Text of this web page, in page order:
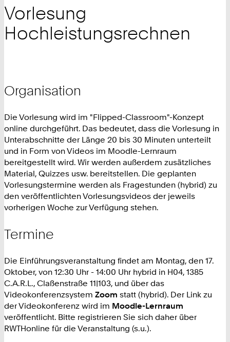
Vorlesung
Hochleistungsrechnen
Organisation
Die Vorlesung wird im "Flipped-Classroom"-Konzept
online durchgeführt. Das bedeutet, dass die Vorlesung in
Unterabschnitte der Länge 20 bis 30 Minuten unterteilt
und in Form von Videos im Moodle-Lernraum
bereitgestellt wird. Wir werden außerdem zusätzliches
Material, Quizzes usw. bereitstellen. Die geplanten
Vorlesungstermine werden als Fragestunden (hybrid) zu
den veröffentlichten Vorlesungsvideos der jeweils
vorherigen Woche zur Verfügung stehen.
Termine
Die Einführungsveranstaltung findet am Montag, den 17.
Oktober, von 12:30 Uhr - 14:00 Uhr hybrid in H04, 1385
C.A.R.L., Claßenstraße 11|103, und über das
Videokonferenzsystem Zoom statt (hybrid). Der Link zu
der Videokonferenz wird im Moodle-Lernraum
veröffentlicht. Bitte registrieren Sie sich daher über
RWTHonline für die Veranstaltung (s.u.).